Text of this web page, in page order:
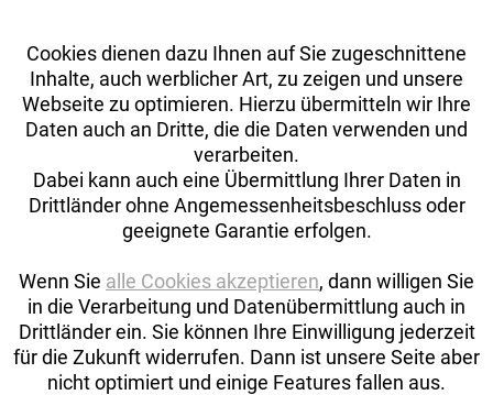
Cookies dienen dazu Ihnen auf Sie zugeschnittene
Inhalte, auch werblicher Art, zu zeigen und unsere
Webseite zu optimieren. Hierzu übermitteln wir Ihre
Daten auch an Dritte, die die Daten verwenden und
verarbeiten.
Dabei kann auch eine Übermittlung Ihrer Daten in
Drittländer ohne Angemessenheitsbeschluss oder
geeignete Garantie erfolgen.
Wenn Sie alle Cookies akzeptieren, dann willigen Sie
in die Verarbeitung und Datenübermittlung auch in
Drittländer ein. Sie können Ihre Einwilligung jederzeit
für die Zukunft widerrufen. Dann ist unsere Seite aber
nicht optimiert und einige Features fallen aus.
Auftrag widerrufen